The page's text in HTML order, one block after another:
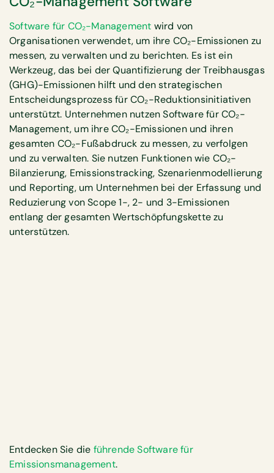
Software für CO₂-Management wird von
Organisationen verwendet, um ihre CO₂-Emissionen zu
messen, zu verwalten und zu berichten. Es ist ein
Werkzeug, das bei der Quantifizierung der Treibhausgas
(GHG)-Emissionen hilft und den strategischen
Entscheidungsprozess für CO₂-Reduktionsinitiativen
unterstützt. Unternehmen nutzen Software für CO₂-
Management, um ihre CO₂-Emissionen und ihren
gesamten CO₂-Fußabdruck zu messen, zu verfolgen
und zu verwalten. Sie nutzen Funktionen wie CO₂-
Bilanzierung, Emissionstracking, Szenarienmodellierung
und Reporting, um Unternehmen bei der Erfassung und
Reduzierung von Scope 1-, 2- und 3-Emissionen
entlang der gesamten Wertschöpfungskette zu
unterstützen.
Entdecken Sie die führende Software für
Emissionsmanagement.